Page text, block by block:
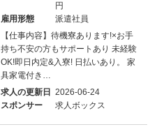
円
雇用形態
派遣社員
【仕事内容】待機寮あります!×お手
持ち不安の方もサポートあり 未経験
OK!即日内定&入寮! 日払いあり。 家
具家電付き…
求人の更新日
2026-06-24
スポンサー
求人ボックス